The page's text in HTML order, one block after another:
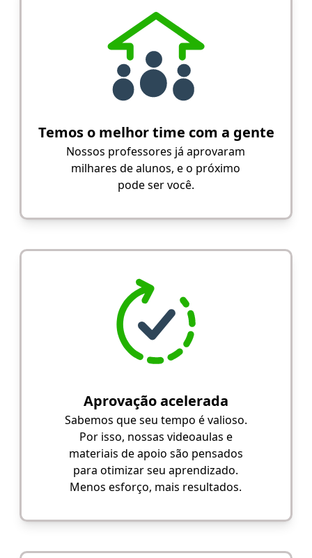
Temos o melhor time com a gente
Nossos professores já aprovaram
milhares de alunos, e o próximo
pode ser você.
Aprovação acelerada
Sabemos que seu tempo é valioso.
Por isso, nossas videoaulas e
materiais de apoio são pensados
para otimizar seu aprendizado.
Menos esforço, mais resultados.